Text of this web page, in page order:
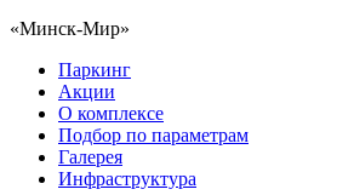
«Минск-Мир»
Паркинг
Акции
О комплексе
Подбор по параметрам
Галерея
Инфраструктура